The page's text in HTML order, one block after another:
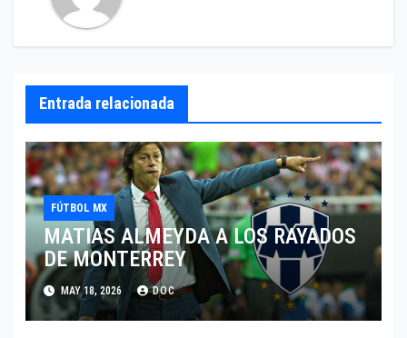
Entrada relacionada
FÚTBOL MX
MATIAS ALMEYDA A LOS RAYADOS
DE MONTERREY
MAY 18, 2026 DOC